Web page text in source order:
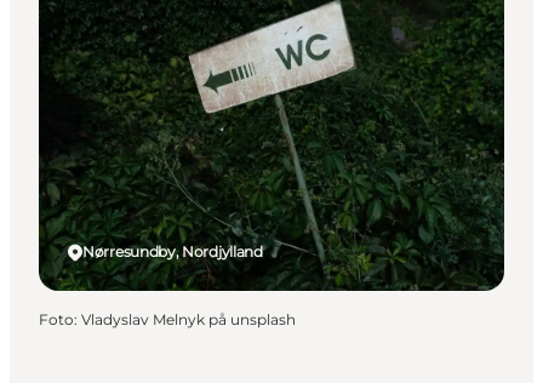
Nørresundby, Nordjylland
Foto: Vladyslav Melnyk på unsplash